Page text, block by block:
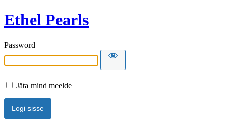
Ethel Pearls
Password
Jäta mind meelde